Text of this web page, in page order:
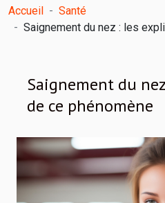
Accueil
Santé
Saignement du nez : les
Saignement du
de ce phénomène